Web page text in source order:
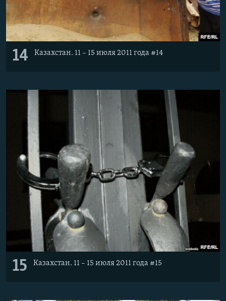
14 Казахстан. 11 – 15 июля 2011 года #14
15 Казахстан. 11 – 15 июля 2011 года #15